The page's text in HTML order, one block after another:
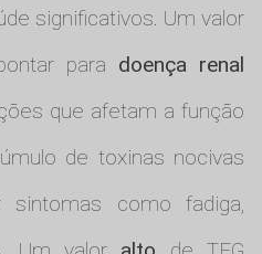
significativos. Um valor
para doença renal
que afetam a função
de toxinas nocivas
como fadiga,